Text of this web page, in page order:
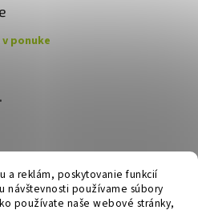
a reklám, poskytovanie funkcií
návštevnosti používame súbory
používate naše webové stránky,
ponuke